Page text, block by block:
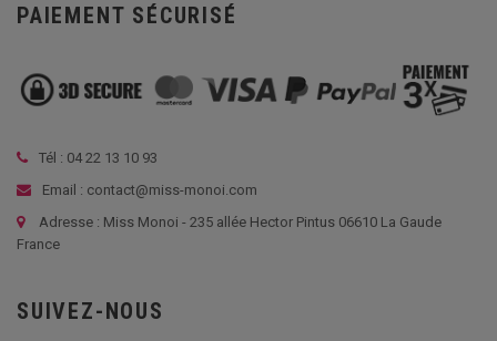
PAIEMENT SÉCURISÉ
Tél : 04 22 13 10 93
Email : contact@miss-monoi.com
Adresse : Miss Monoi - 235 allée Hector Pintus 06610 La Gaude
France
SUIVEZ-NOUS